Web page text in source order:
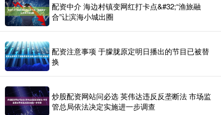
配资中介 海边村镇变网红打卡点&#32;“渔旅融
合”让滨海小城出圈
配资注意事项 于朦胧原定明日播出的节目已被替
换
炒股配资网站问必选 英伟达违反反垄断法 市场监
管总局依法决定实施进一步调查